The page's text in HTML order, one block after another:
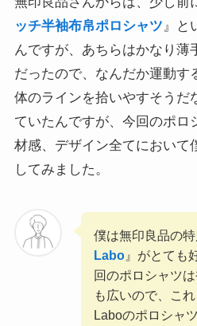
ッチ半袖布帛ポロシャツ』と
んですが、あちらはかなり薄
だったので、なんだか運動す
体のラインを拾いやすそうだ
ていたんですが、今回のポロ
材感、デザイン全てにおいて
してみました。
僕は無印良品の
Labo 』がとても
回のポロシャツ
も広いので、こ
Laboのポロシャ